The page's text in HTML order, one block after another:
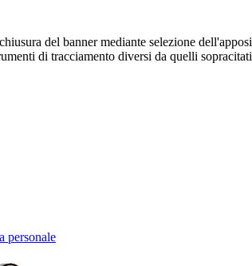
del banner mediante selezione
di tracciamento diversi da quelli
personale